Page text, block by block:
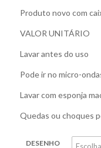
Produto novo com
VALOR UNITÁRIO
Lavar antes do uso
Pode ir no micro-
Lavar com esponja
Quedas ou choques
DESENHO